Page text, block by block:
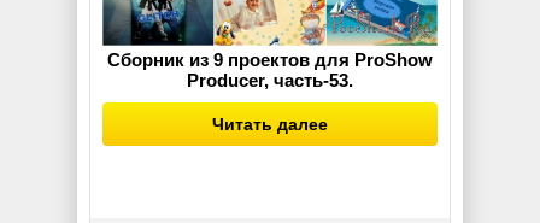
Сборник из 9 проектов для ProShow
Producer, часть-53.
Читать далее